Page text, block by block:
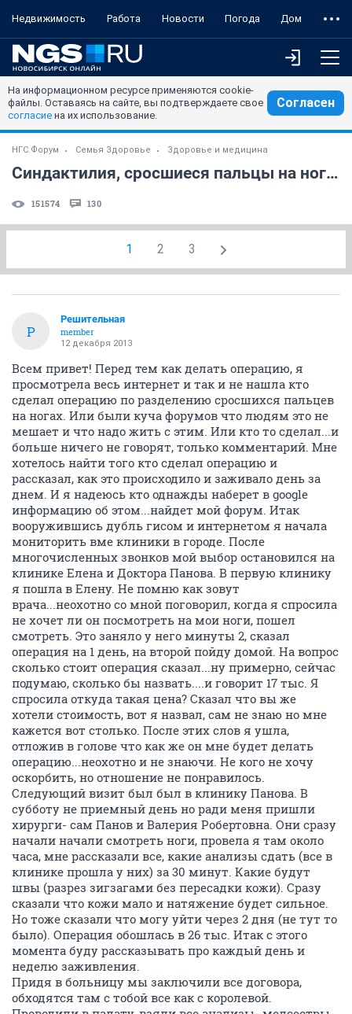
Недвижимость Работа Новости Погода Дом
На информационном ресурсе применяются cookie-
файлы. Оставаясь на сайте, вы подтверждаете свое
согласие на их использование.
Согласен
НГС.Форум Семья Здоровье Здоровье и медицина
Синдактилия, сросшиеся пальцы на ногах
151574 130
1 2 3
Р
Решительная
member
12 декабря 2013
Всем привет! Перед тем как делать операцию, я
просмотрела весь интернет и так и не нашла кто
сделал операцию по разделению сросшихся пальцев
на ногах. Или были куча форумов что людям это не
мешает и что надо жить с этим. Или кто то сделал...и
больше ничего не говорят, только комментарий. Мне
хотелось найти того кто сделал операцию и
рассказал, как это происходило и заживало день за
днем. И я надеюсь кто однажды наберет в google
информацию об этом...найдет мой форум. Итак
вооружившись дубль гисом и интернетом я начала
мониторить вме клиники в городе. После
многочисленных звонков мой выбор остановился на
клинике Елена и Доктора Панова. В первую клинику
я пошла в Елену. Не помню как зовут
врача...неохотно со мной поговорил, когда я спросила
не хочет ли он посмотреть на мои ноги, пошел
смотреть. Это заняло у него минуты 2, сказал
операция на 1 день, на второй пойду домой. На вопрос
сколько стоит операция сказал...ну примерно, сейчас
подумаю, сколько бы назвать....и говорит 17 тыс. Я
спросила откуда такая цена? Сказал что вы же
хотели стоимость, вот я назвал, сам не знаю но мне
кажется вот столько. После этих слов я ушла,
отложив в голове что как же он мне будет делать
операцию...неохотно и не знаючи. Не кого не хочу
оскорбить, но отношение не понравилось.
Следующий визит был был в клинику Панова. В
субботу не приемный день но ради меня пришли
хирурги- сам Панов и Валерия Робертовна. Они сразу
начали начали смотреть ноги, провела я там около
часа, мне рассказали все, какие анализы сдать (все в
клинике прошла у них) за 30 минут. Какие будут
швы (разрез зигзагами без пересадки кожи). Сразу
сказали что кожи мало и натяжение будет сильное.
Но тоже сказали что могу уйти через 2 дня (не тут то
было). Операция обошлась в 26 тыс. Итак с этого
момента буду рассказывать про каждый день и
неделю заживления.
Придя в больницу мы заключили все договора,
обходятся там с тобой все как с королевой.